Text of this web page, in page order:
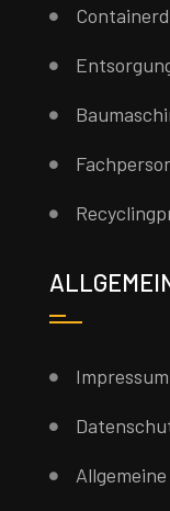
Impressum